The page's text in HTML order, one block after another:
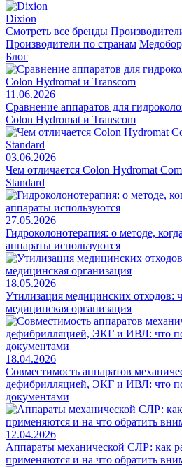
Dixion
Смотреть все бренды
Производители по странам
Блог
11.06.2026
Сравнение аппаратов для
Colon Hydromat и Transcom
03.06.2026
Чем отличается Colon Hydromat
Standard
27.05.2026
Гидроколонотерапия: о методе,
аппараты используются
18.05.2026
Утилизация медицинских отходов:
медицинская организация
18.04.2026
Совместимость аппаратов
дефибрилляцией, ЭКГ и ИВЛ: что
документами
12.04.2026
Аппараты механической СЛР: как
применяются и на что обратить